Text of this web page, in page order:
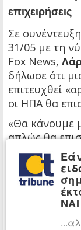
επιχειρήσεις
Σε
31/05 με τη
Fox News,
δήλωσε ότι
επιτευχθεί
οι ΗΠΑ θα
«Θα κάνουμε
απλώς θα
Ο Τραμπ
συμφωνία.
«Αν
συμφωνία»,
ΝΑΙ